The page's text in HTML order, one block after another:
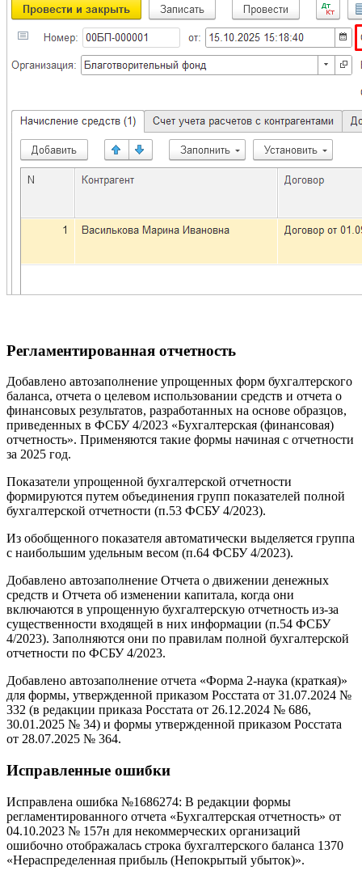
Регламентированная отчетность
Добавлено автозаполнение упрощенных форм бухгалтерского
баланса, отчета о целевом использовании средств и отчета о
финансовых результатов, разработанных на основе образцов,
приведенных в ФСБУ 4/2023 «Бухгалтерская (финансовая)
отчетность». Применяются такие формы начиная с отчетности
за 2025 год.
Показатели упрощенной бухгалтерской отчетности
формируются путем объединения групп показателей полной
бухгалтерской отчетности (п.53 ФСБУ 4/2023).
Из обобщенного показателя автоматически выделяется группа
с наибольшим удельным весом (п.64 ФСБУ 4/2023).
Добавлено автозаполнение Отчета о движении денежных
средств и Отчета об изменении капитала, когда они
включаются в упрощенную бухгалтерскую отчетность из-за
существенности входящей в них информации (п.54 ФСБУ
4/2023). Заполняются они по правилам полной бухгалтерской
отчетности по ФСБУ 4/2023.
Добавлено автозаполнение отчета «Форма 2-наука (краткая)»
для формы, утвержденной приказом Росстата от 31.07.2024 №
332 (в редакции приказа Росстата от 26.12.2024 № 686,
30.01.2025 № 34) и формы утвержденной приказом Росстата
от 28.07.2025 № 364.
Исправленные ошибки
Исправлена ошибка №1686274: В редакции формы
регламентированного отчета «Бухгалтерская отчетность» от
04.10.2023 № 157н для некоммерческих организаций
ошибочно отображалась строка бухгалтерского баланса 1370
«Нераспределенная прибыль (Непокрытый убыток)».